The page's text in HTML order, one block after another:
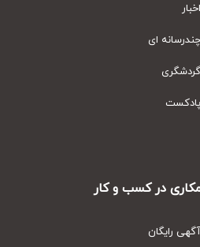
ای
در کسب و کار
رایگان